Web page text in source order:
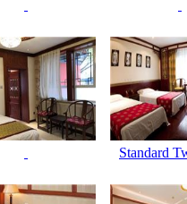
Standard